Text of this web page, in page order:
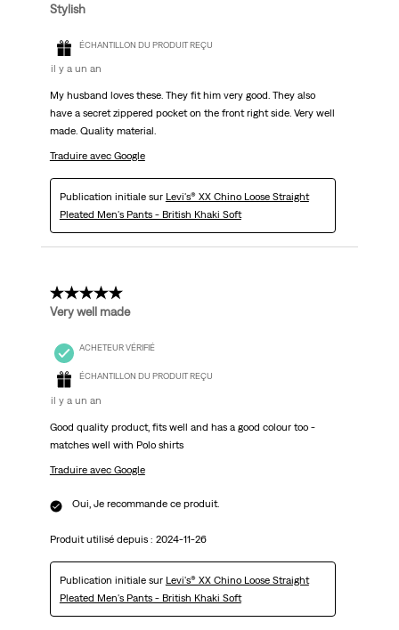
Stylish
ÉCHANTILLON DU PRODUIT REÇU
il y a un an
My husband loves these. They fit him very good. They also
have a secret zippered pocket on the front right side. Very well
made. Quality material.
Traduire avec Google
Publication initiale sur Levi's® XX Chino Loose Straight
Pleated Men's Pants - British Khaki Soft
5 étoile(s) sur 5.
Very well made
ACHETEUR VÉRIFIÉ
ÉCHANTILLON DU PRODUIT REÇU
il y a un an
Good quality product, fits well and has a good colour too -
matches well with Polo shirts
Traduire avec Google
Oui, Je recommande ce produit.
Produit utilisé depuis : 2024-11-26
Publication initiale sur Levi's® XX Chino Loose Straight
Pleated Men's Pants - British Khaki Soft